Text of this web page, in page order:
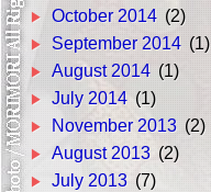
October 2014 (2)
September 2014 (1)
August 2014 (1)
July 2014 (1)
November 2013 (2)
August 2013 (2)
July 2013 (7)